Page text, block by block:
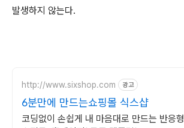
발생하지 않는다.
http://www.sixshop.com 광고
6분만에 만드는쇼핑몰 식스샵
코딩없이 손쉽게 내 마음대로 만드는 반응형